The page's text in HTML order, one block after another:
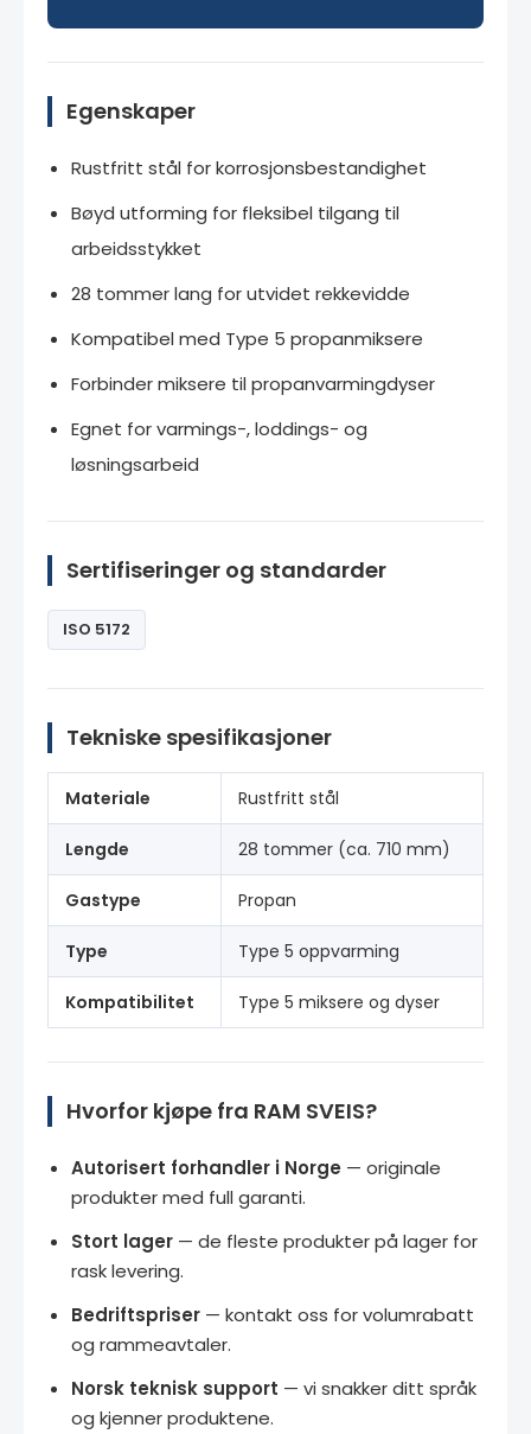
Egenskaper
Rustfritt stål for korrosjonsbestandighet
Bøyd utforming for fleksibel tilgang til
arbeidsstykket
28 tommer lang for utvidet rekkevidde
Kompatibel med Type 5 propanmiksere
Forbinder miksere til propanvarmingdyser
Egnet for varmings-, loddings- og
løsningsarbeid
Sertifiseringer og standarder
ISO 5172
Tekniske spesifikasjoner
Materiale Rustfritt stål
Lengde 28 tommer (ca. 710 mm)
Gastype Propan
Type Type 5 oppvarming
Kompatibilitet Type 5 miksere og dyser
Hvorfor kjøpe fra RAM SVEIS?
Autorisert forhandler i Norge — originale
produkter med full garanti.
Stort lager — de fleste produkter på lager for
rask levering.
Bedriftspriser — kontakt oss for volumrabatt
og rammeavtaler.
Norsk teknisk support — vi snakker ditt språk
og kjenner produktene.